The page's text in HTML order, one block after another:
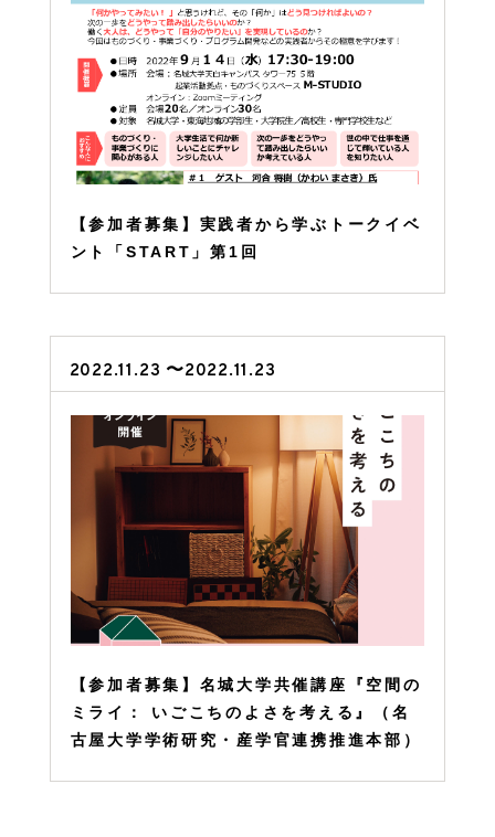
【参加者募集】実践者から学ぶトークイベ
ント「START」第1回
2022.11.23 〜2022.11.23
【参加者募集】名城大学共催講座『空間の
ミライ： いごこちのよさを考える』（名
古屋大学学術研究・産学官連携推進本部）